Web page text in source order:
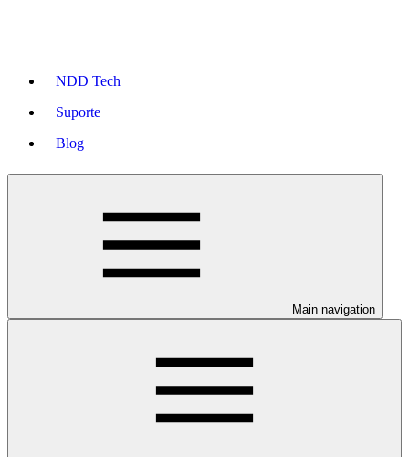
NDD Tech
Suporte
Blog
Main navigation